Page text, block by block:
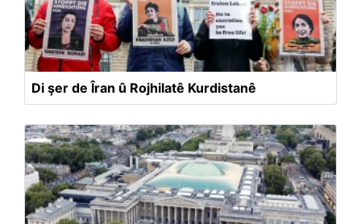
Di şer de Îran û Rojhilatê Kurdistanê